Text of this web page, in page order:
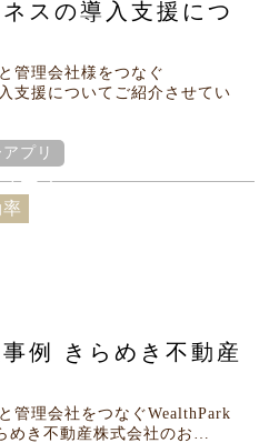
ラム
スの導入支援につ
管理会社様をつなぐ
支援についてご紹介させてい
プリ
例 きらめき不動産
管理会社をつなぐWealthPark
めき不動産株式会社のお…